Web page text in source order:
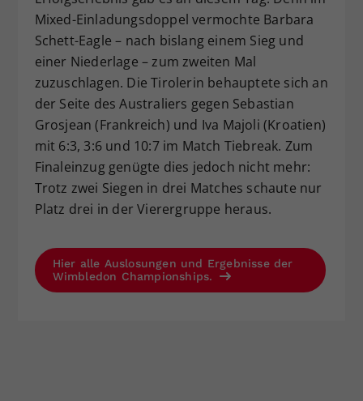
Mixed-Einladungsdoppel vermochte Barbara
Schett-Eagle – nach bislang einem Sieg und
einer Niederlage – zum zweiten Mal
zuzuschlagen. Die Tirolerin behauptete sich an
der Seite des Australiers gegen Sebastian
Grosjean (Frankreich) und Iva Majoli (Kroatien)
mit 6:3, 3:6 und 10:7 im Match Tiebreak. Zum
Finaleinzug genügte dies jedoch nicht mehr:
Trotz zwei Siegen in drei Matches schaute nur
Platz drei in der Vierergruppe heraus.
Hier alle Auslosungen und Ergebnisse der
Wimbledon Championships.